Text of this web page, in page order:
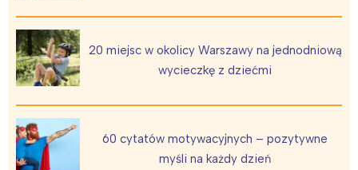
20 miejsc w okolicy Warszawy na jednodniową
wycieczkę z dziećmi
60 cytatów motywacyjnych – pozytywne
myśli na każdy dzień